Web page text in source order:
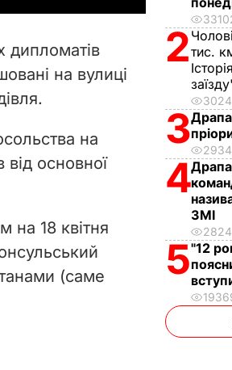
дипломатів
на вулиці
на
основної
на 18 квітня
(саме
2тис.
3
4
ЗМІ
5"12